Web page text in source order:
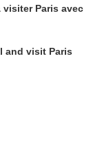
Paris avec
and visit Paris